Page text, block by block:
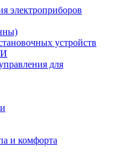
электроприборов
устройств
для
и комфорта